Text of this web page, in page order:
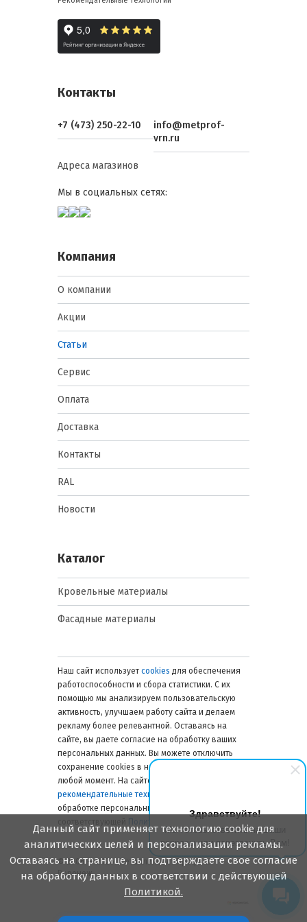
Здравствуйте!
Мы готовы ответить на Ваши
вопросы или перезвонить Вам!
Контакты
+7 (473) 250-22-10
info@metprof-
vrn.ru
Адреса магазинов
Мы в социальных сетях:
Компания
О компании
Акции
Статьи
Сервис
Оплата
Доставка
Контакты
RAL
Новости
Каталог
Кровельные материалы
Фасадные материалы
Наш сайт использует cookies для обеспечения
работоспособности и сбора статистики. С их
помощью мы анализируем пользовательскую
активность, улучшаем работу сайта и делаем
рекламу более релевантной. Оставаясь на
сайте, вы даете согласие на обработку ваших
персональных данных. Вы можете отключить
сохранение cookies в настройках браузера в
любой момент. На сайте также применяются
рекомендательные технологии
обработке персональных данных — в
Политике
© 2006 — 2026. Металлинвест Профиль.
Воронеж
Данный сайт применяет технологию cookie для
аналитических целей и персонализации рекламы.
Оставаясь на странице, вы подтверждаете свое согласие
на обработку данных в соответствии с действующей
Политикой.